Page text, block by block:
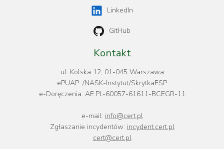
LinkedIn
GitHub
Kontakt
ul. Kolska 12, 01-045 Warszawa
ePUAP: /NASK-Instytut/SkrytkaESP
e-Doręczenia: AE:PL-60057-61611-BCEGR-11
e-mail: info@cert.pl
Zgłaszanie incydentów: incydent.cert.pl
cert@cert.pl